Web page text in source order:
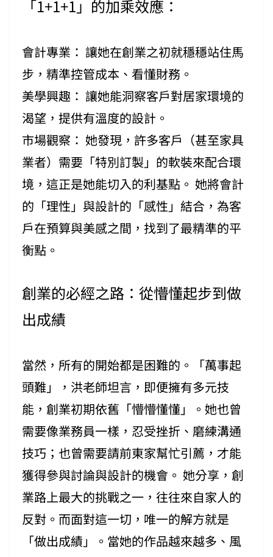
「1+1+1」的加乘效應：
會計專業： 讓她在創業之初就穩穩站住馬
步，精準控管成本、看懂財務。
美學興趣： 讓她能洞察客戶對居家環境的
渴望，提供有溫度的設計。
市場觀察： 她發現，許多客戶（甚至家具
業者）需要「特別訂製」的軟裝來配合環
境，這正是她能切入的利基點。 她將會計
的「理性」與設計的「感性」結合，為客
戶在預算與美感之間，找到了最精準的平
衡點。
創業的必經之路：從懵懂起步到做
出成績
當然，所有的開始都是困難的。「萬事起
頭難」，洪老師坦言，即便擁有多元技
能，創業初期依舊「懵懵懂懂」。她也曾
需要像業務員一樣，忍受挫折、磨練溝通
技巧；也曾需要請前東家幫忙引薦，才能
獲得參與討論與設計的機會。 她分享，創
業路上最大的挑戰之一，往往來自家人的
反對。而面對這一切，唯一的解方就是
「做出成績」。當她的作品越來越多、風